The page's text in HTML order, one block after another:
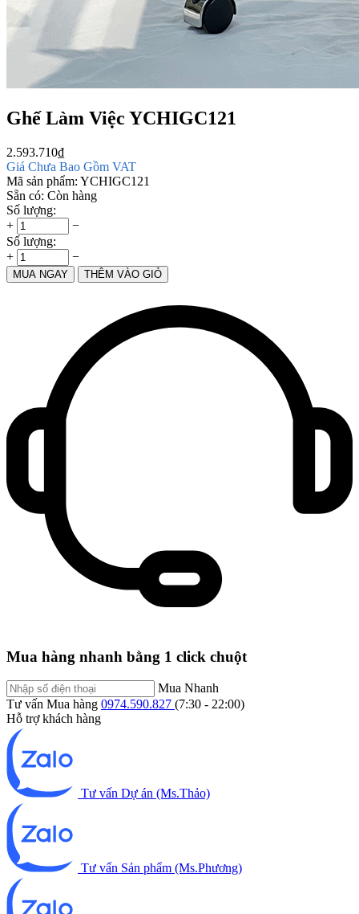
Ghế Làm Việc YCHIGC121
2.593.710₫
Giá Chưa Bao Gồm VAT
Mã sản phẩm: YCHIGC121
Sẵn có: Còn hàng
Số lượng:
+
−
Số lượng:
+
−
MUA NGAY THÊM VÀO GIỎ
Mua hàng nhanh bằng 1 click chuột
Mua Nhanh
Tư vấn Mua hàng 0974.590.827 (7:30 - 22:00)
Hỗ trợ khách hàng
Tư vấn Dự án (Ms.Thảo)
Tư vấn Sản phẩm (Ms.Phương)